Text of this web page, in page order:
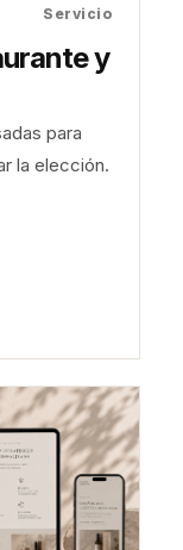
Servicio
y
para
la elección.